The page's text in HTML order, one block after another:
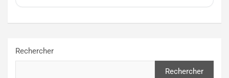
Rechercher
Rechercher